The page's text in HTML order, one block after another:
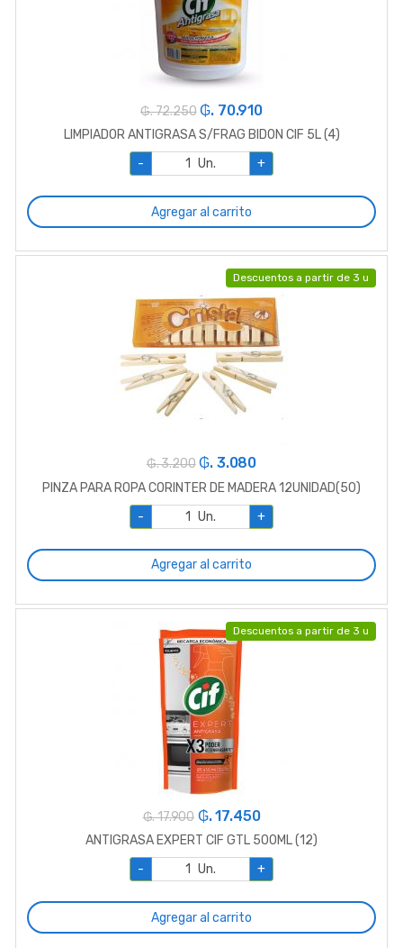
₲. 72.250 ₲. 70.910
LIMPIADOR ANTIGRASA S/FRAG BIDON CIF 5L (4)
-
Un. +
Agregar al carrito
Descuentos a partir de 3 u
₲. 3.200 ₲. 3.080
PINZA PARA ROPA CORINTER DE MADERA 12UNIDAD(50)
-
Un. +
Agregar al carrito
Descuentos a partir de 3 u
₲. 17.900 ₲. 17.450
ANTIGRASA EXPERT CIF GTL 500ML (12)
-
Un. +
Agregar al carrito